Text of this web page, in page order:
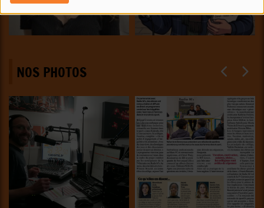
NOS PHOTOS